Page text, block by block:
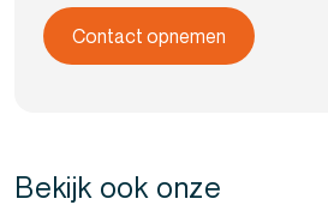
Bekijk ook onze